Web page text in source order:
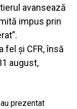
avansează
impus prin
fel și CFR, însă
august,
prezentat